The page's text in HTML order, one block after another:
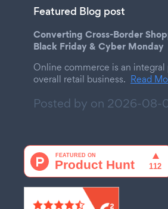
Featured Blog post
Converting Cross-Border
Black Friday & Cyber Monday
Online commerce is an integral
overall retail business. Read
Posted by on 2026-08-